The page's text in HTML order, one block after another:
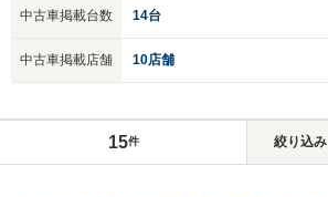
中古車掲載台数 14台
中古車掲載店舗 10店舗
15件 絞り込み